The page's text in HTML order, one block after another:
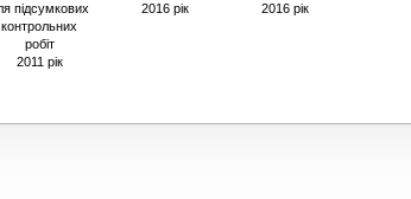
підсумкових
контрольних
робіт
2011 рік
2016 рік
2016 рік